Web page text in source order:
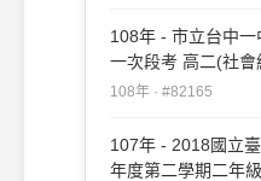
108年 - 市立台中
一次段考 高二(社
108年 · #82165
107年 - 2018國立
年度第二學期二年